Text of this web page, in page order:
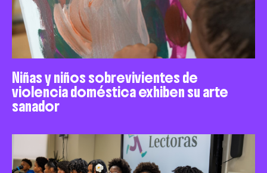
Niñas y niños sobrevivientes de
violencia doméstica exhiben su arte
sanador